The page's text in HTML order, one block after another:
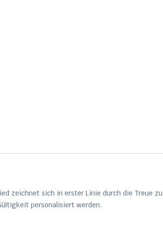
zeichnet sich in erster Linie durch die Treue zu
personalisiert werden.